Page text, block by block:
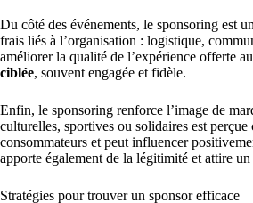
Du côté des événements, le sponsoring est
frais liés à l’organisation : logistique,
améliorer la qualité de l’expérience offerte
ciblée, souvent engagée et fidèle.
Enfin, le sponsoring renforce l’image de
culturelles, sportives ou solidaires est
consommateurs et peut influencer
apporte également de la légitimité et attire
Stratégies pour trouver un sponsor efficace